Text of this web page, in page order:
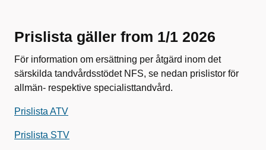
Prislista gäller from 1/1 2026
För information om ersättning per åtgärd inom det
särskilda tandvårdsstödet NFS, se nedan prislistor för
allmän- respektive specialisttandvård.
Prislista ATV
Prislista STV